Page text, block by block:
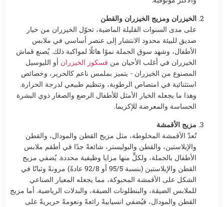
الخيزران ومزيج الخيزران والقطن
على مدى السنوات القليلة الماضية، تحوّل الخيزران من خيار
صديق للبيئة محدود الانتشار إلى عنصر أساسي في ملابس
الأطفال، وشهد سوق الجملة نموًا هائلًا لمواكبة ذلك. يُصنع قماش
الخيزران في أغلب الأحيان من فسكوز الخيزران أو الليوسيل
المصنوع من الخيزران - يتميز بملمس ناعم كالحرير، وخصائص
استثنائية في امتصاص الرطوبة، وتنظيم طبيعي لدرجة الحرارة.
وهذا ما يجعله الخيار الأمثل للأطفال الرضع والصغار ذوي البشرة
الحساسة والمعرضة للإكزيما.
مزيج الأقمشة
تُعدّ الأقمشة المخلوطة، مثل مزيج القطن والمودال، والقطن
والإيلاستين، والقطن والبوليستر، شائعةً جدًا في أطقم ملابس
الأطفال بالجملة، ولكلٍّ منها مزايا وظيفية محددة. يُضفي مزيج
القطن والإيلاستين (بنسبة 95/5 أو 92/8 عادةً) مرونةً وثباتًا في
الشكل على الأقمشة المحبوكة، مما يجعله المعيار الصناعي
للملابس الضيقة، والبنطلونات الضيقة، والبدلات الرياضية. أما مزيج
القطن والمودال، فيُضفي انسيابيةً رائعةً ونعومةً حريريةً على